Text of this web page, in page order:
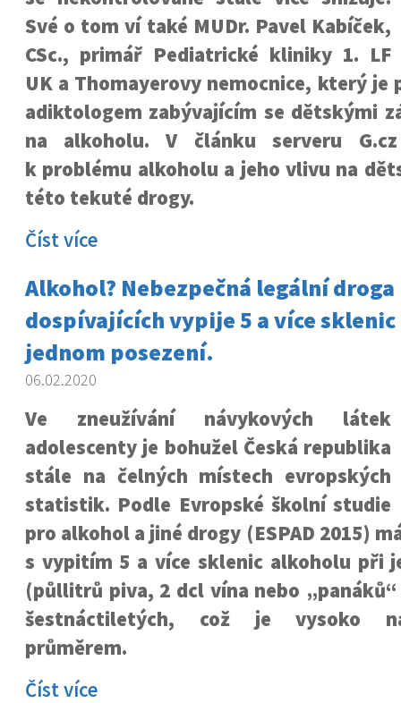
Své o tom ví také MUDr. Pavel Kabíček,
CSc., primář Pediatrické kliniky 1. LF
UK a Thomayerovy nemocnice, který je
adiktologem zabývajícím se dětskými
na alkoholu. V článku serveru
k problému alkoholu a jeho vlivu na
této tekuté drogy.
Číst více
Alkohol? Nebezpečná legální
dospívajících vypije 5 a více
jednom posezení.
06.02.2020
Ve zneužívání návykových látek
adolescenty je bohužel Česká republika
stále na čelných místech evropských
statistik. Podle Evropské školní studie
pro alkohol a jiné drogy (ESPAD 2015)
s vypitím 5 a více sklenic alkoholu při
(půllitrů piva, 2 dcl vína nebo
šestnáctiletých, což je vysoko
průměrem.
Číst více